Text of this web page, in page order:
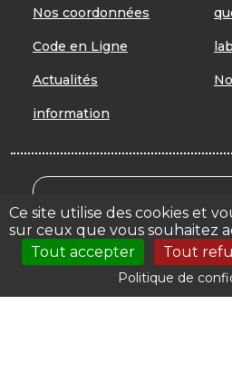
Ce site utilise des cookies et
sur ceux que vous souhaitez
Tout accepter
Tout
Politique de
Nos coordonnées
Code en Ligne
Actualités
information
Votre espace